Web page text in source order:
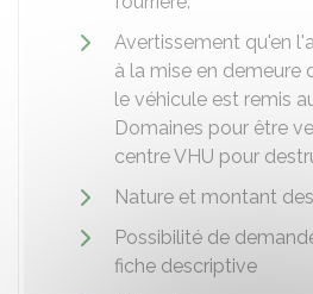
Avertissement qu'en
à la mise en demeure
le véhicule est remis
Domaines pour être
centreVHU pour
Nature et montant
Possibilité de
fiche descriptive